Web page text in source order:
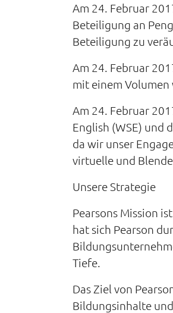
Am 24. Februar
Beteiligung an
Beteiligung zu
Am 24. Februar
mit einem
Am 24. Februar
English (WSE) und
da wir unser
virtuelle und
Unsere Strategie
Pearsons Mission
hat sich Pearson
Tiefe.
Das Ziel von
Bildungsinhalte